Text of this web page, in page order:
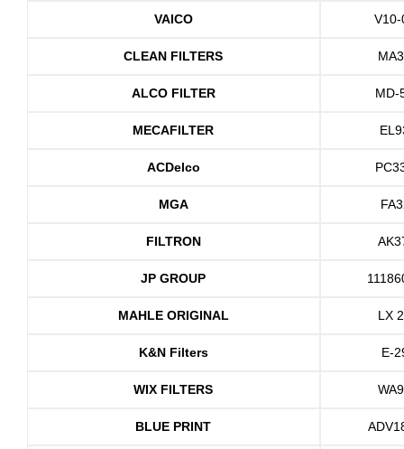
VAICO
CLEAN FILTERS
ALCO FILTER MD-
MECAFILTER
ACDelco
MGA
FILTRON
JP GROUP
MAHLE ORIGINAL LX
K&N Filters E-
WIX FILTERS
BLUE PRINT